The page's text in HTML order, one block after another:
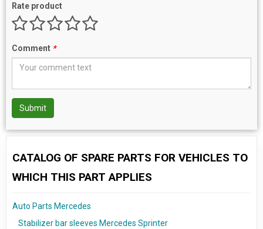
Rate product
Comment *
Submit
CATALOG OF SPARE PARTS FOR VEHICLES TO
WHICH THIS PART APPLIES
Auto Parts Mercedes
Stabilizer bar sleeves Mercedes Sprinter